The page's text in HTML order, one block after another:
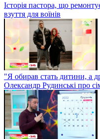
Історія пастора, що
взуття для воїнів
"Я обирав стать дитини, а
Олександр Рудинські про